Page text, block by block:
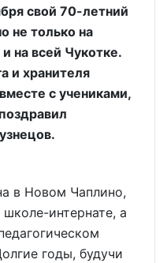
свой 70-летний
не только на
на всей Чукотке.
и хранителя
с учениками,
в Новом Чаплино,
интернате, а
годы, будучи